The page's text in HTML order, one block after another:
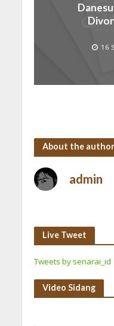
16
About the author
admin
Live Tweet
Tweets by senarai_id
Video Sidang